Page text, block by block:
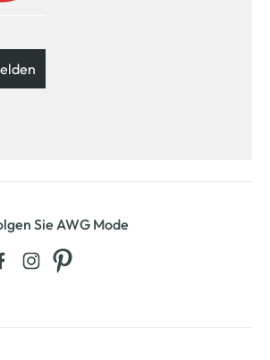
Sie AWG Mode